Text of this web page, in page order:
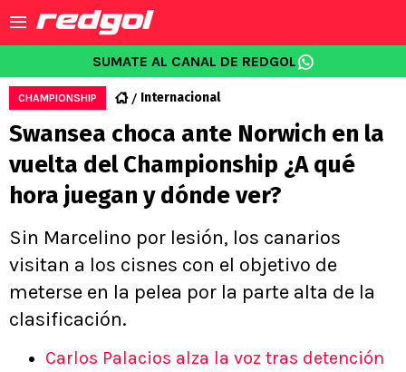
SUMATE AL CANAL DE REDGOL
CHAMPIONSHIP Internacional
Swansea choca ante Norwich en la
vuelta del Championship ¿A qué
hora juegan y dónde ver?
Sin Marcelino por lesión, los canarios
visitan a los cisnes con el objetivo de
meterse en la pelea por la parte alta de la
clasificación.
Carlos Palacios alza la voz tras detención